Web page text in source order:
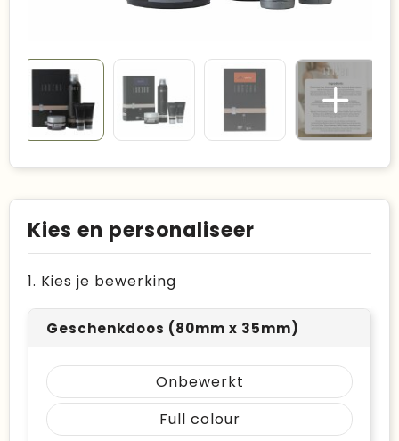
Kies en personaliseer
1. Kies je bewerking
Geschenkdoos (80mm x 35mm)
Onbewerkt
Full colour